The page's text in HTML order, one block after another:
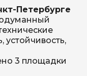
Петербурге
устойчивость,
3 площадки